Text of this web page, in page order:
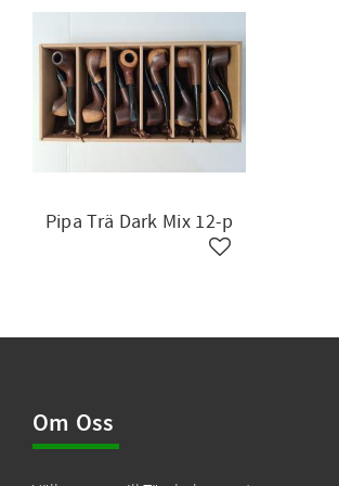
Pipa Trä Dark Mix 12-p
Lägg till i favoriter
Om Oss